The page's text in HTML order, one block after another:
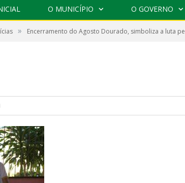
O MUNICÍPIO O GOVERNO
» Encerramento do Agosto Dourado, simboliza a luta